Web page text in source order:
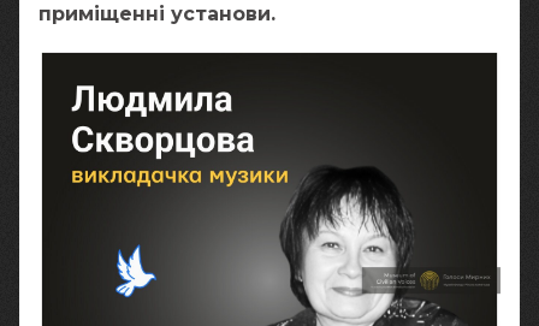
приміщенні установи.